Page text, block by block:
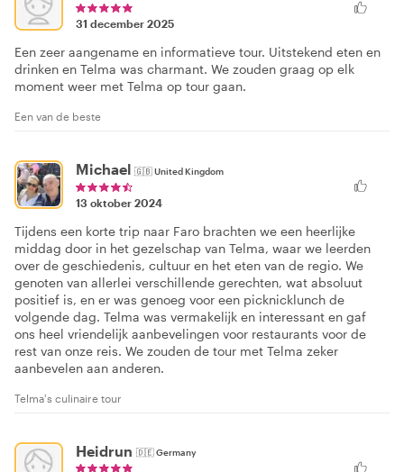
31 december 2025
Een zeer aangename en informatieve tour. Uitstekend eten en
drinken en Telma was charmant. We zouden graag op elk
moment weer met Telma op tour gaan.
Een van de beste
Michael 🇬🇧United Kingdom
13 oktober 2024
Tijdens een korte trip naar Faro brachten we een heerlijke
middag door in het gezelschap van Telma, waar we leerden
over de geschiedenis, cultuur en het eten van de regio. We
genoten van allerlei verschillende gerechten, wat absoluut
positief is, en er was genoeg voor een picknicklunch de
volgende dag. Telma was vermakelijk en interessant en gaf
ons heel vriendelijk aanbevelingen voor restaurants voor de
rest van onze reis. We zouden de tour met Telma zeker
aanbevelen aan anderen.
Telma's culinaire tour
Heidrun 🇩🇪Germany